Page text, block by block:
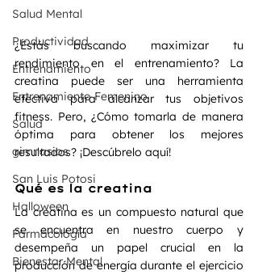
Salud Mental
Productividad
Entrenamiento
Entrenamiento Femenino
Salud
gimnasios
San Luis Potosi
Halloween
Farmacología
Bienestar Mental
¿Estás buscando maximizar tu
rendimiento en el entrenamiento? La
creatina puede ser una herramienta
efectiva para alcanzar tus objetivos
fitness. Pero, ¿Cómo tomarla de manera
óptima para obtener los mejores
resultados? ¡Descúbrelo aquí!
Qué es la creatina
La creatina es un compuesto natural que
se encuentra en nuestro cuerpo y
desempeña un papel crucial en la
producción de energía durante el ejercicio